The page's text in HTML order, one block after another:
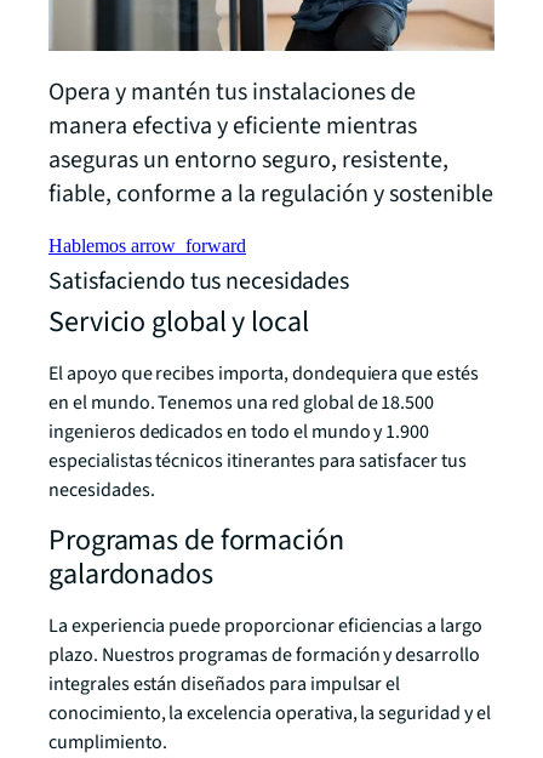
Opera y mantén tus instalaciones de
manera efectiva y eficiente mientras
aseguras un entorno seguro, resistente,
fiable, conforme a la regulación y sostenible
Hablemos arrow_forward
Satisfaciendo tus necesidades
Servicio global y local
El apoyo que recibes importa, dondequiera que estés
en el mundo. Tenemos una red global de 18.500
ingenieros dedicados en todo el mundo y 1.900
especialistas técnicos itinerantes para satisfacer tus
necesidades.
Programas de formación
galardonados
La experiencia puede proporcionar eficiencias a largo
plazo. Nuestros programas de formación y desarrollo
integrales están diseñados para impulsar el
conocimiento, la excelencia operativa, la seguridad y el
cumplimiento.